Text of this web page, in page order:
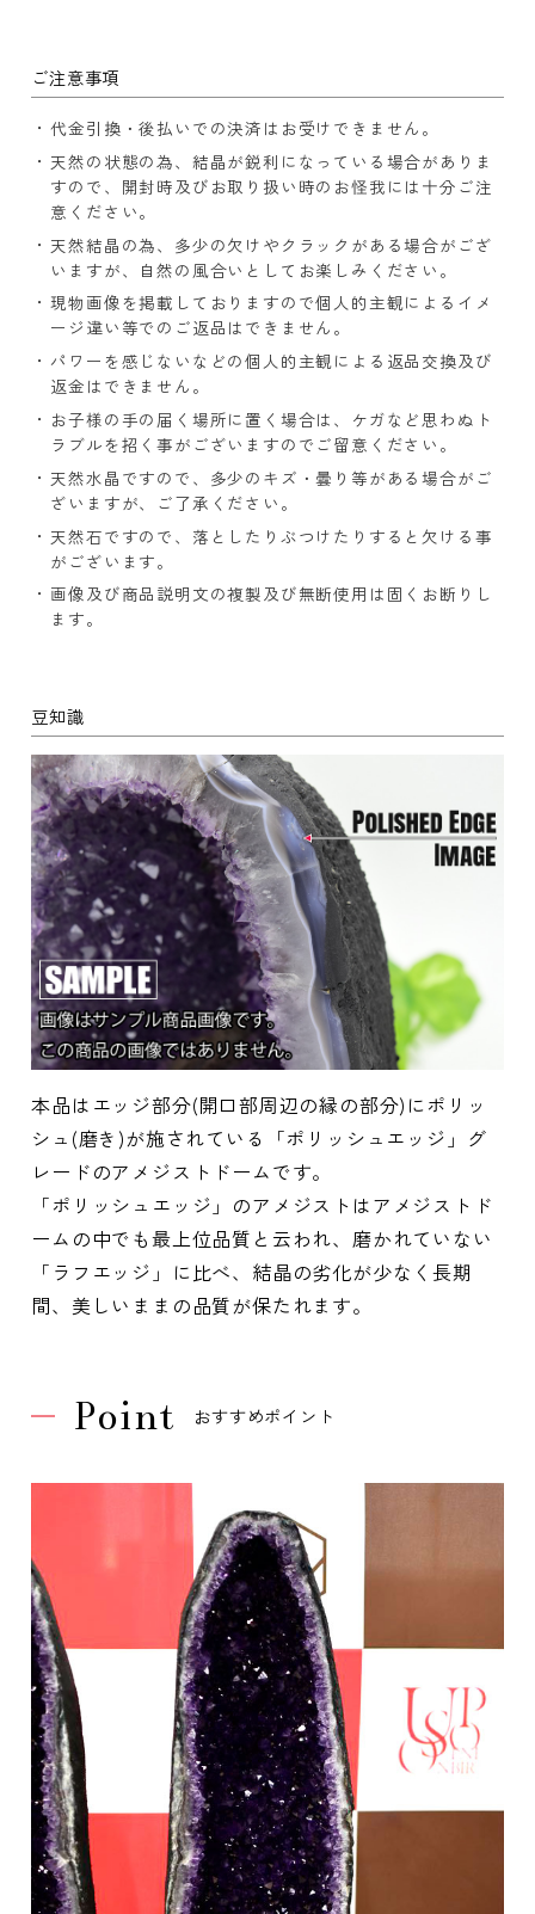
ご注意事項
代金引換・後払いでの決済はお受けできません。
天然の状態の為、結晶が鋭利になっている場合がありま
すので、開封時及びお取り扱い時のお怪我には十分ご注
意ください。
天然結晶の為、多少の欠けやクラックがある場合がござ
いますが、自然の風合いとしてお楽しみください。
現物画像を掲載しておりますので個人的主観によるイメ
ージ違い等でのご返品はできません。
パワーを感じないなどの個人的主観による返品交換及び
返金はできません。
お子様の手の届く場所に置く場合は、ケガなど思わぬト
ラブルを招く事がございますのでご留意ください。
天然水晶ですので、多少のキズ・曇り等がある場合がご
ざいますが、ご了承ください。
天然石ですので、落としたりぶつけたりすると欠ける事
がございます。
画像及び商品説明文の複製及び無断使用は固くお断りし
ます。
豆知識
本品はエッジ部分(開口部周辺の縁の部分)にポリッ
シュ(磨き)が施されている「ポリッシュエッジ」グ
レードのアメジストドームです。
「ポリッシュエッジ」のアメジストはアメジストド
ームの中でも最上位品質と云われ、磨かれていない
「ラフエッジ」に比べ、結晶の劣化が少なく長期
間、美しいままの品質が保たれます。
Point おすすめポイント